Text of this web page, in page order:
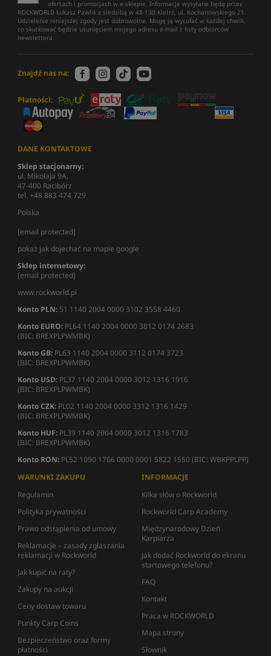
ofertach i promocjach w e-sklepie. Informacje wysyłane będą przez
ROCKWORLD Łukasz Pawlik z siedzibą w 48-130 Kietrz, ul. Kochanowskiego 21.
Udzielenie niniejszej zgody jest dobrowolne. Mogę ją wycofać w każdej chwili,
co skutkować będzie usunięciem mojego adresu e-mail z listy odbiorców
newslettera.
Znajdź nas na:
Płatności:
DANE KONTAKTOWE
Sklep stacjonarny:
ul. Mikołaja 9A,
47-400 Racibórz
tel. +48 883 474 729
Polska
[email protected]
pokaż jak dojechać na mapie google
Sklep internetowy:
[email protected]
www.rockworld.pl
Konto PLN: 51 1140 2004 0000 3102 3558 4460
Konto EURO: PL64 1140 2004 0000 3812 0174 2683
(BIC: BREXPLPWMBK)
Konto GB: PL63 1140 2004 0000 3112 0174 3723
(BIC: BREXPLPWMBK)
Konto USD: PL37 1140 2004 0000 3012 1316 1916
(BIC: BREXPLPWMBK)
Konto CZK: PL02 1140 2004 0000 3312 1316 1429
(BIC: BREXPLPWMBK)
Konto HUF: PL39 1140 2004 0000 3012 1316 1783
(BIC: BREXPLPWMBK)
Konto RON: PL52 1090 1766 0000 0001 5822 1550 (BIC: WBKPPLPP)
WARUNKI ZAKUPU
Regulamin
Polityka prywatności
Prawo odstąpienia od umowy
Reklamacje – zasady zgłaszania
reklamacji w Rockworld
Jak kupić na raty?
Zakupy na aukcji
Ceny dostaw towaru
Punkty Carp Coins
Bezpieczeństwo oraz formy
płatności
INFORMACJE
Kilka słów o Rockworld
Rockworld Carp Academy
Międzynarodowy Dzień
Karpiarza
Jak dodać Rockworld do ekranu
startowego telefonu?
FAQ
Kontakt
Praca w ROCKWORLD
Mapa strony
Słownik